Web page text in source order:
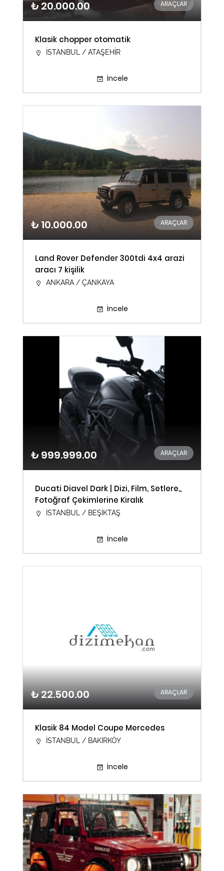
₺ 20.000.00 ARAÇLAR
Klasik chopper otomatik
İSTANBUL / ATAŞEHİR
İncele
₺ 10.000.00 ARAÇLAR
Land Rover Defender 300tdi 4x4 arazi
aracı 7 kişilik
ANKARA / ÇANKAYA
İncele
₺ 999.999.00 ARAÇLAR
Ducati Diavel Dark | Dizi, Film, Setlere,,
Fotoğraf Çekimlerine Kiralık
İSTANBUL / BEŞİKTAŞ
İncele
₺ 22.500.00 ARAÇLAR
Klasik 84 Model Coupe Mercedes
İSTANBUL / BAKIRKÖY
İncele